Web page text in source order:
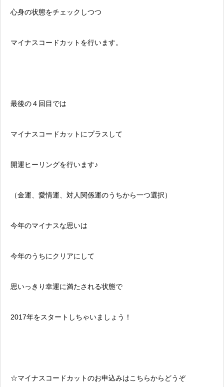
心身の状態をチェックしつつ
マイナスコードカットを行います。
最後の４回目では
マイナスコードカットにプラスして
開運ヒーリングを行います♪
（金運、愛情運、対人関係運のうちから一つ選択）
今年のマイナスな思いは
今年のうちにクリアにして
思いっきり幸運に満たされる状態で
2017年をスタートしちゃいましょう！
☆マイナスコードカットのお申込みはこちらからどうぞ